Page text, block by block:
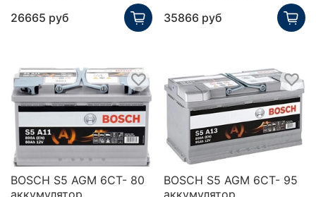
26665 руб 35866 руб
BOSCH S5 AGM 6CT- 80
аккумулятор
BOSCH S5 AGM 6CT- 95
аккумулятор